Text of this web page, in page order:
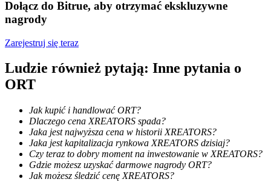
Informacja
Analiza Big Data, w tym informacje handlowe itp.
Dołącz do Bitrue, aby otrzymać ekskluzywne
nagrody
Zarejestruj się teraz
Ludzie również pytają: Inne pytania o
ORT
Jak kupić i handlować ORT?
Dlaczego cena XREATORS spada?
Jaka jest najwyższa cena w historii XREATORS?
Jaka jest kapitalizacja rynkowa XREATORS dzisiaj?
Czy teraz to dobry moment na inwestowanie w XREATORS?
Gdzie możesz uzyskać darmowe nagrody ORT?
Jak możesz śledzić cenę XREATORS?